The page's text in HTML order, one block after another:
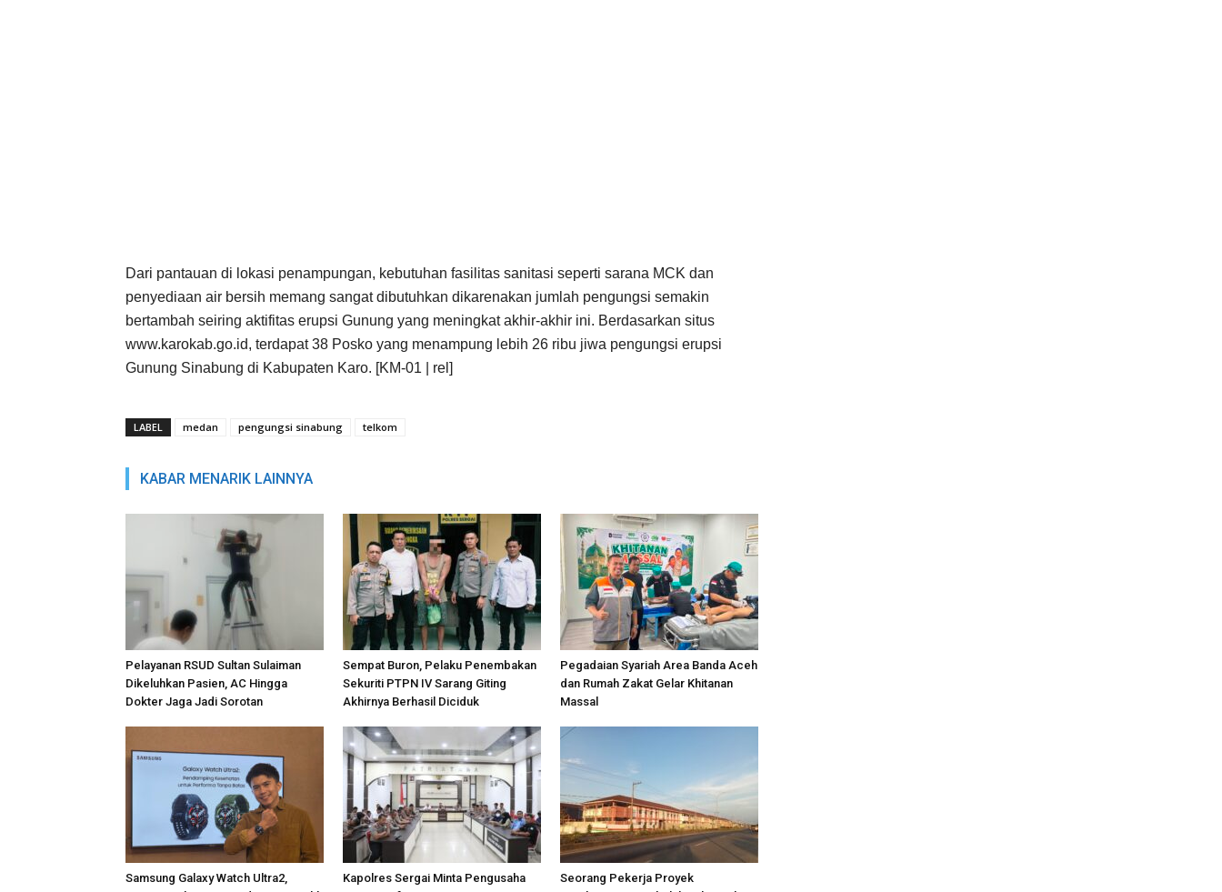
Dari pantauan di lokasi penampungan, kebutuhan fasilitas sanitasi seperti sarana MCK dan
penyediaan air bersih memang sangat dibutuhkan dikarenakan jumlah pengungsi semakin
bertambah seiring aktifitas erupsi Gunung yang meningkat akhir-akhir ini. Berdasarkan situs
www.karokab.go.id, terdapat 38 Posko yang menampung lebih 26 ribu jiwa pengungsi erupsi
Gunung Sinabung di Kabupaten Karo. [KM-01 | rel]
LABEL medan pengungsi sinabung telkom
KABAR MENARIK LAINNYA
Pelayanan RSUD Sultan Sulaiman
Dikeluhkan Pasien, AC Hingga
Dokter Jaga Jadi Sorotan
Sempat Buron, Pelaku Penembakan
Sekuriti PTPN IV Sarang Giting
Akhirnya Berhasil Diciduk
Pegadaian Syariah Area Banda Aceh
dan Rumah Zakat Gelar Khitanan
Massal
Samsung Galaxy Watch Ultra2,
Kapolres Sergai Minta Pengusaha
Seorang Pekerja Proyek